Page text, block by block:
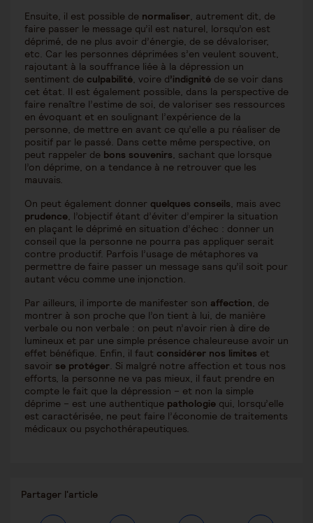
Ensuite, il est possible de normaliser, autrement dit, de
faire passer le message qu’il est naturel, lorsqu’on est
déprimé, de ne plus avoir d’énergie, de se dévaloriser,
etc. Car les personnes déprimées s’en veulent souvent,
rajoutant à la souffrance liée à la dépression un
sentiment de culpabilité, voire d’indignité de se voir dans
cet état. Il est également possible, dans la perspective de
faire renaître l’estime de soi, de valoriser ses ressources
en évoquant et en soulignant l’expérience de la
personne, de mettre en avant ce qu’elle a pu réaliser de
positif par le passé. Dans cette même perspective, on
peut rappeler de bons souvenirs, sachant que lorsque
l’on déprime, on a tendance à ne retrouver que les
mauvais.
On peut également donner quelques conseils, mais avec
prudence, l’objectif étant d’éviter d’empirer la situation
en plaçant le déprimé en situation d’échec : donner un
conseil que la personne ne pourra pas appliquer serait
contre productif. Parfois l’usage de métaphores va
permettre de faire passer un message sans qu’il soit pour
autant vécu comme une injonction.
Par ailleurs, il importe de manifester son affection, de
montrer à son proche que l’on tient à lui, de manière
verbale ou non verbale : on peut n’avoir rien à dire de
lumineux et par une simple présence chaleureuse avoir un
effet bénéfique. Enfin, il faut considérer nos limites et
savoir se protéger. Si malgré notre affection et tous nos
efforts, la personne ne va pas mieux, il faut prendre en
compte le fait que la dépression – et non la simple
déprime – est une authentique pathologie qui, lorsqu’elle
est caractérisée, ne peut faire l’économie de traitements
médicaux ou psychothérapeutiques.
Partager l'articlePartager
contenu